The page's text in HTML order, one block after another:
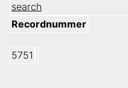
search
Recordnummer
5751